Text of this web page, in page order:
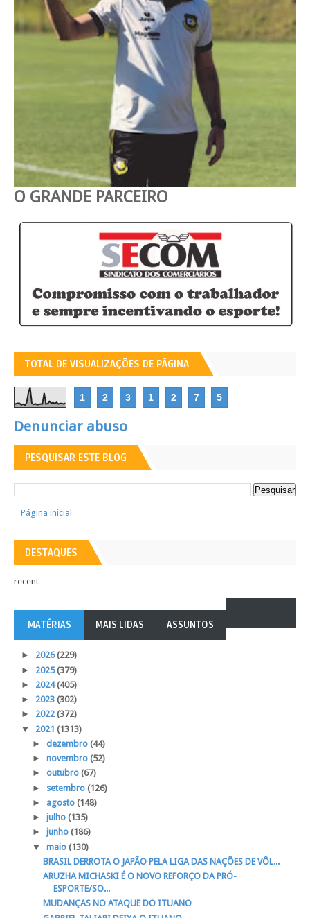
O GRANDE PARCEIRO
TOTAL DE VISUALIZAÇÕES DE PÁGINA
1 2 3 1 2 7 5
Denunciar abuso
PESQUISAR ESTE BLOG
Página inicial
DESTAQUES
recent
MATÉRIAS MAIS LIDAS ASSUNTOS
► 2026(229)
► 2025(379)
► 2024(405)
► 2023 (302)
► 2022(372)
▼ 2021 (1313)
► dezembro (44)
► novembro (52)
► outubro (67)
► setembro (126)
► agosto (148)
► julho (135)
► junho (186)
▼ maio (130)
BRASIL DERROTA O JAPÃO PELA LIGA DAS NAÇÕES DE VÔL...
ARUZHA MICHASKI É O NOVO REFORÇO DA PRÓ-
ESPORTE/SO...
MUDANÇAS NO ATAQUE DO ITUANO